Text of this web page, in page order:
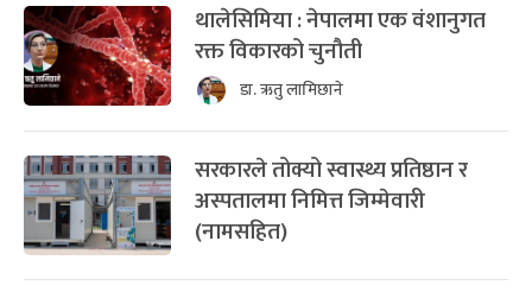
थालेसिमिया : नेपालमा एक वंशानुगत
रक्त विकारको चुनौती
डा. ऋतु लामिछाने
सरकारले तोक्यो स्वास्थ्य प्रतिष्ठान र
अस्पतालमा निमित्त जिम्मेवारी
(नामसहित)